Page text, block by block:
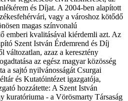
és Díjat. A 2004-ben alapított
vagy a városhoz kötődő
magas színvonalú
emberi kvalitásával kiérdemli azt. Az
Szent István Érdemrend és Díj
változatlan, azaz a keresztény
az egész magyar közösség
a sajtó nyilvánosságát Csurgai
és Kutatóintézet igazgatója,
hozzátette: A Szent István
kuratóriuma - a Vörösmarty Társaság